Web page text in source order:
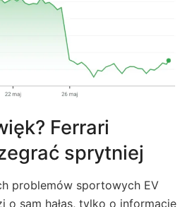
Ferrari
sprytniej
problemów sportowych EV
o sam hałas, tylko o informację